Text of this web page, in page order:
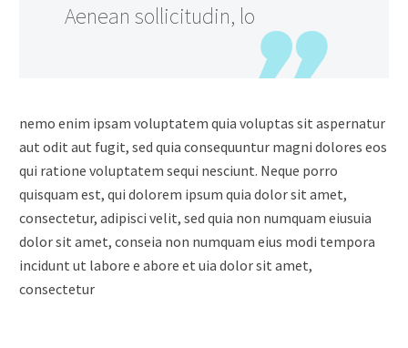
Aenean sollicitudin, lo
nemo enim ipsam voluptatem quia voluptas sit aspernatur
aut odit aut fugit, sed quia consequuntur magni dolores eos
qui ratione voluptatem sequi nesciunt. Neque porro
quisquam est, qui dolorem ipsum quia dolor sit amet,
consectetur, adipisci velit, sed quia non numquam eiusuia
dolor sit amet, conseia non numquam eius modi tempora
incidunt ut labore e abore et uia dolor sit amet,
consectetur